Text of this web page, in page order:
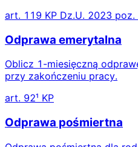
art. 119 KP Dz.U. 2023 poz.
Odprawa emerytalna
Oblicz 1-miesięczną
przy zakończeniu pracy.
art. 92¹ KP
Odprawa pośmiertna